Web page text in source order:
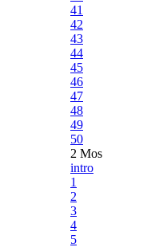
41
42
43
44
45
46
47
48
49
50
2 Mos
intro
1
2
3
4
5